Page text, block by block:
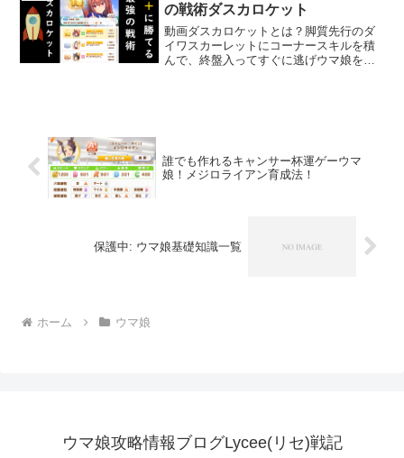
の戦術ダスカロケット
動画ダスカロケットとは？脚質先行のダ
イワスカーレットにコーナースキルを積
んで、終盤入ってすぐに逃げウマ娘を抜
誰でも作れるキャンサー杯運ゲーウマ
娘！メジロライアン育成法！
保護中: ウマ娘基礎知識一覧
ホーム ウマ娘
ウマ娘攻略情報ブログLycee(リセ)戦記